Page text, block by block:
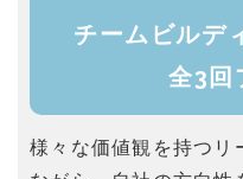
チームビルデ
全3回
様々な価値観を持つリ